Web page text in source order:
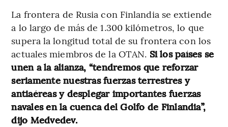
La frontera de Rusia con Finlandia se extiende
a lo largo de más de 1.300 kilómetros, lo que
supera la longitud total de su frontera con los
actuales miembros de la OTAN. Si los países se
unen a la alianza, “tendremos que reforzar
seriamente nuestras fuerzas terrestres y
antiaéreas y desplegar importantes fuerzas
navales en la cuenca del Golfo de Finlandia”,
dijo Medvedev.